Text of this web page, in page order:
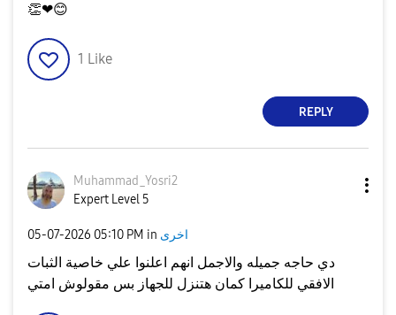
👏❤😊
1 Like
REPLY
Muhammad_Yosri2
Expert Level 5
‎05-07-2026 05:10 PM in اخرى
دي حاجه جميله والاجمل انهم اعلنوا علي خاصية الثبات
الافقي للكاميرا كمان هتنزل للجهاز بس مقولوش امتي